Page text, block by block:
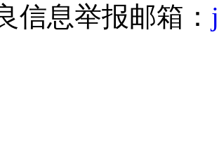
信息举报邮箱：